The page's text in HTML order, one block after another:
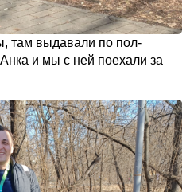
там выдавали по пол-
и мы с ней поехали за